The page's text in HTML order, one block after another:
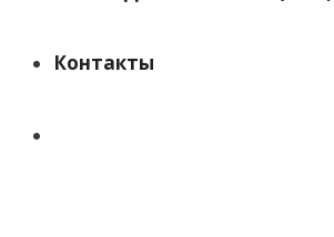
Контакты